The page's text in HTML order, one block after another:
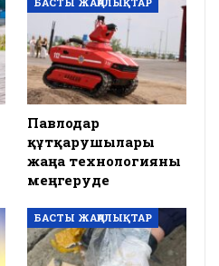
Павлодар
құтқарушылары
жаңа технологияны
меңгеруде
БАСТЫ ЖАҢАЛЫҚТАР